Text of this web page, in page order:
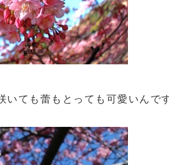
ても蕾もとっても可愛いんです